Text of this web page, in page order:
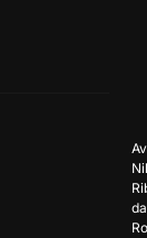
da